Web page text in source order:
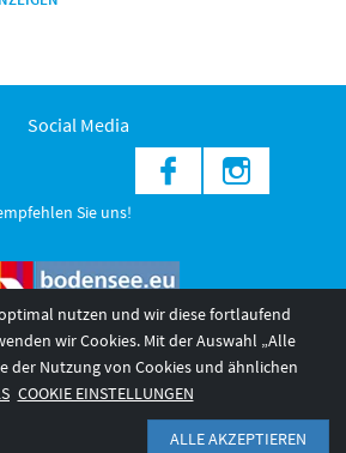
Social Media
Sie uns!
Tourismus GmbH
nutzen und wir diese fortlaufend
wir Cookies. Mit der Auswahl „Alle
der Nutzung von Cookies und ähnlichen
COOKIE EINSTELLUNGEN
ALLE AKZEPTIEREN